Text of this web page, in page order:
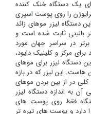
یک دستگاه خنک کننده
را روی پوست اسپری
دستگاه لیزر موهای زائد
بالینی ثابت شده است و
در سراسر جهان مورد
مرکز و کلینیک دایود،
دستگاه لیزر برای موهای
هاست. این لیزر که در بازه
در از بین بردن موهای
آن به اندازه دستگاه لیزر
فقط روی پوست های
دارد و پوست های تیره تر